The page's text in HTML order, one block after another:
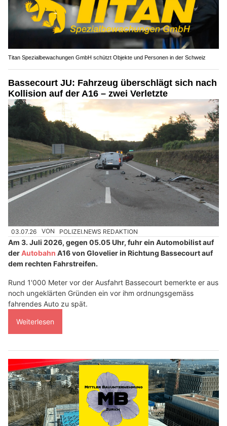
Titan Spezialbewachungen GmbH schützt Objekte und Personen in der Schweiz
Bassecourt JU: Fahrzeug überschlägt sich nach
Kollision auf der A16 – zwei Verletzte
03.07.26 VON POLIZEI.NEWS REDAKTION
Am 3. Juli 2026, gegen 05.05 Uhr, fuhr ein Automobilist auf
derAutobahn A16 von Glovelier in Richtung Bassecourt auf
dem rechten Fahrstreifen.
Rund 1'000 Meter vor der Ausfahrt Bassecourt bemerkte er aus
noch ungeklärten Gründen ein vor ihm ordnungsgemäss
fahrendes Auto zu spät.
Weiterlesen